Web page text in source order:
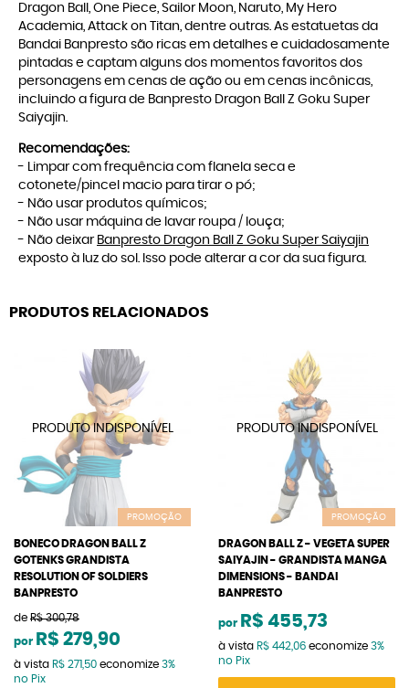
Dragon Ball, One Piece, Sailor Moon, Naruto, My Hero
Academia, Attack on Titan, dentre outras. As estatuetas da
Bandai Banpresto são ricas em detalhes e cuidadosamente
pintadas e captam alguns dos momentos favoritos dos
personagens em cenas de ação ou em cenas incônicas,
incluindo a figura de Banpresto Dragon Ball Z Goku Super
Saiyajin.
Recomendações:
- Limpar com frequência com flanela seca e
cotonete/pincel macio para tirar o pó;
- Não usar produtos químicos;
- Não usar máquina de lavar roupa / louça;
- Não deixar Banpresto Dragon Ball Z Goku Super Saiyajin
exposto à luz do sol. Isso pode alterar a cor da sua figura.
PRODUTOS RELACIONADOS
PROMOÇÃO
BONECO DRAGON BALL Z
GOTENKS GRANDISTA
RESOLUTION OF SOLDIERS
BANPRESTO
de R$ 300,78
por R$ 279,90
à vista R$ 271,50 economize 3%
no Pix
PROMOÇÃO
DRAGON BALL Z - VEGETA SUPER
SAIYAJIN - GRANDISTA MANGA
DIMENSIONS - BANDAI
BANPRESTO
por R$ 455,73
à vista R$ 442,06 economize 3%
no Pix